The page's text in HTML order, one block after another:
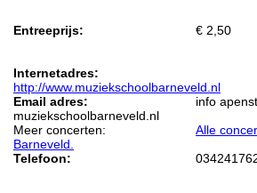
Entreeprijs: € 2,50
Internetadres:
http://www.muziekschoolbarneveld.nl
Email adres:
info
muziekschoolbarneveld.nl
Meer concerten:
Alle
Barneveld.
Telefoon: